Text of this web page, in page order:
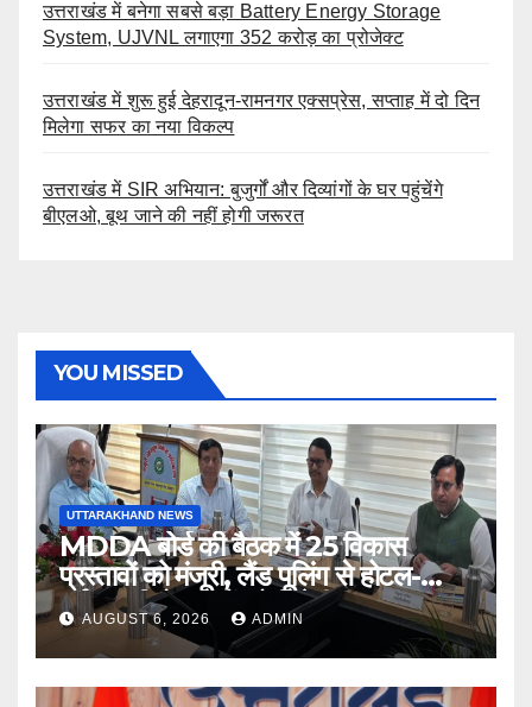
उत्तराखंड में बनेगा सबसे बड़ा Battery Energy Storage
System, UJVNL लगाएगा 352 करोड़ का प्रोजेक्ट
उत्तराखंड में शुरू हुई देहरादून-रामनगर एक्सप्रेस, सप्ताह में दो दिन
मिलेगा सफर का नया विकल्प
उत्तराखंड में SIR अभियान: बुजुर्गों और दिव्यांगों के घर पहुंचेंगे
बीएलओ, बूथ जाने की नहीं होगी जरूरत
YOU MISSED
UTTARAKHAND NEWS
MDDA बोर्ड की बैठक में 25 विकास
प्रस्तावों को मंजूरी, लैंड पूलिंग से होटल-
पर्यटन परियोजनाओं को मिलेगी रफ्तार
AUGUST 6, 2026 ADMIN